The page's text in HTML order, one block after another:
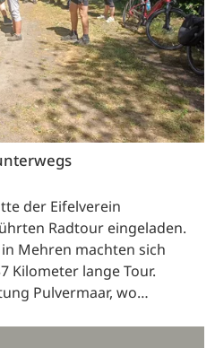
der Eifelverein
Radtour eingeladen.
Mehren machten sich
Kilometer lange Tour.
Pulvermaar, wo…